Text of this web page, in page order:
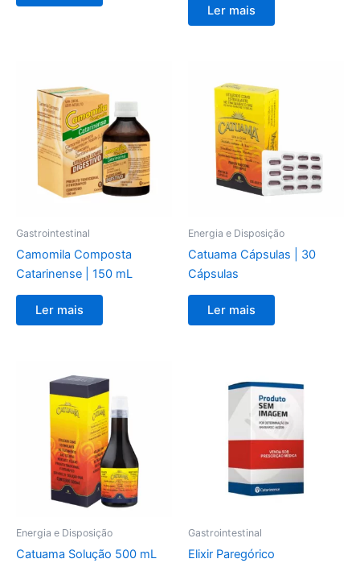
Ler mais
Gastrointestinal
Camomila Composta
Catarinense | 150 mL
Ler mais
Energia e Disposição
Catuama Cápsulas | 30
Cápsulas
Ler mais
Energia e Disposição
Catuama Solução 500 mL
Gastrointestinal
Elixir Paregórico